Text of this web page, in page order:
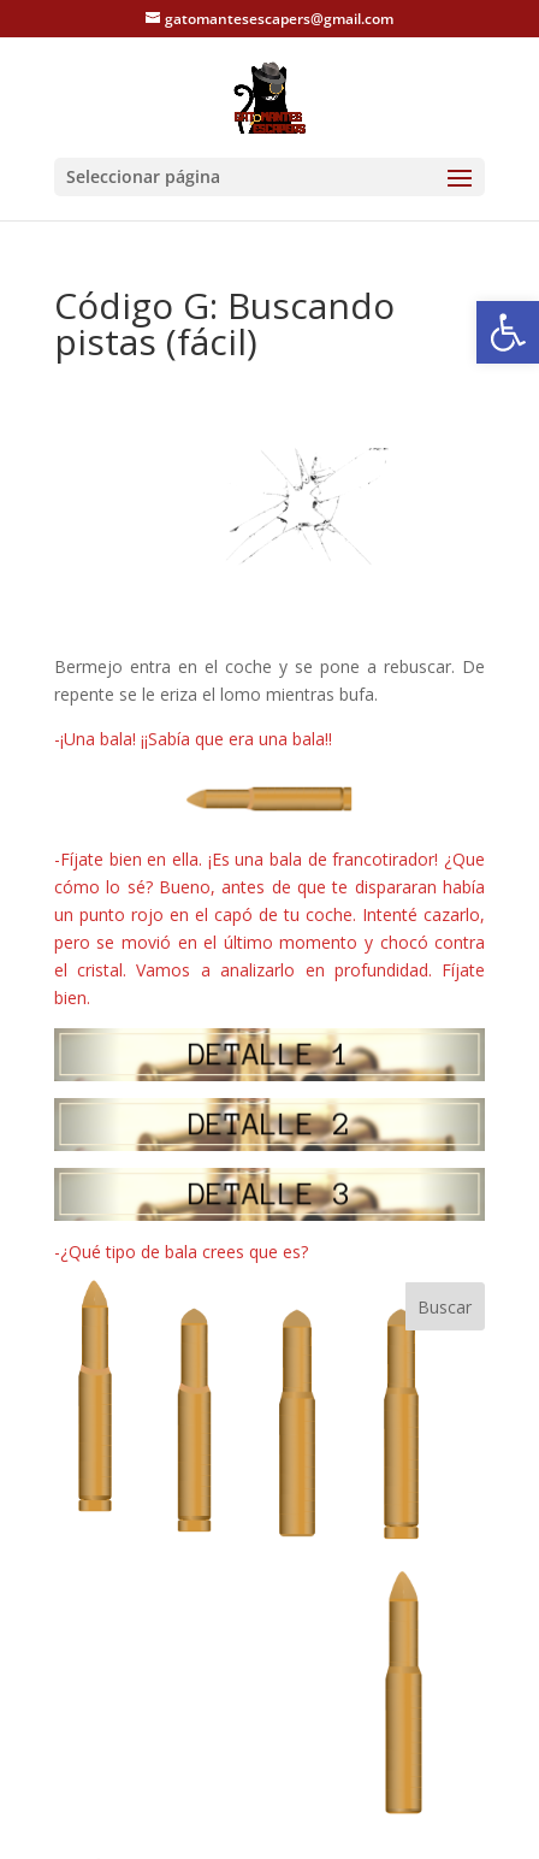
gatomantesescapers@gmail.com
Seleccionar página
Código G: Buscando
pistas (fácil)
Bermejo entra en el coche y se pone a rebuscar. De
repente se le eriza el lomo mientras bufa.
-¡Una bala! ¡¡Sabía que era una bala!!
-Fíjate bien en ella. ¡Es una bala de francotirador! ¿Que
cómo lo sé? Bueno, antes de que te dispararan había
un punto rojo en el capó de tu coche. Intenté cazarlo,
pero se movió en el último momento y chocó contra
el cristal. Vamos a analizarlo en profundidad. Fíjate
bien.
-¿Qué tipo de bala crees que es?